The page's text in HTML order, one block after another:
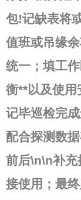
包!记缺表将
值班或吊缘
统一；填工
衡**以及使用
记毕巡检完
配合探测数
前后\n\n补充
接使用；最